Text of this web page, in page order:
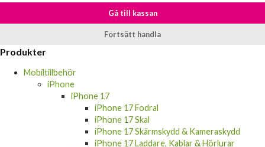
Gå till kassan
Fortsätt handla
Produkter
Mobiltillbehör
iPhone
iPhone 17
iPhone 17 Fodral
iPhone 17 Skal
iPhone 17 Skärmskydd & Kameraskydd
iPhone 17 Laddare, Kablar & Hörlurar